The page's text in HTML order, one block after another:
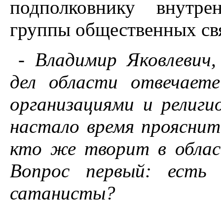
подполковнику
группы общественных
- Владимир
дел области
организациями и
настало время
кто же творит в
Вопрос первый:
сатанисты?